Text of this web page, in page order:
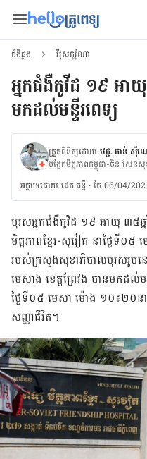
ជំងឺឆ្លង វីរុសកូរ៉ូណា
អ្នកជំងឺកូវីដ ១៩ អា
មកដល់មន្ទីរពេទ្យ
ត្រួតពិនិត្យដោយ វេជ្ជ. ចាន់ ស៊ី
បង្អែកមិត្តភាពកម្ពុជា-ចិន សែន
អត្ថបទ​ដោយ ដេត ធន្នី ·កែ 06/04/
បុរស​អ្នក​ជំងឺកូវីដ ១៩ អាយុ ៣៥ឆ្
មិត្តភាពខ្មែរ-សូវៀត នាថ្ងៃទី
របស់​ក្រសួង​សុខាភិបាល​បុរសរូប
មេសាង ខេត្ត​ព្រែវង បាន​មក​ដល់​ម
ថ្ងៃទី០៥ មេសា ម៉ោង ១០៖២០នា
សញ្ញាជីវិត។